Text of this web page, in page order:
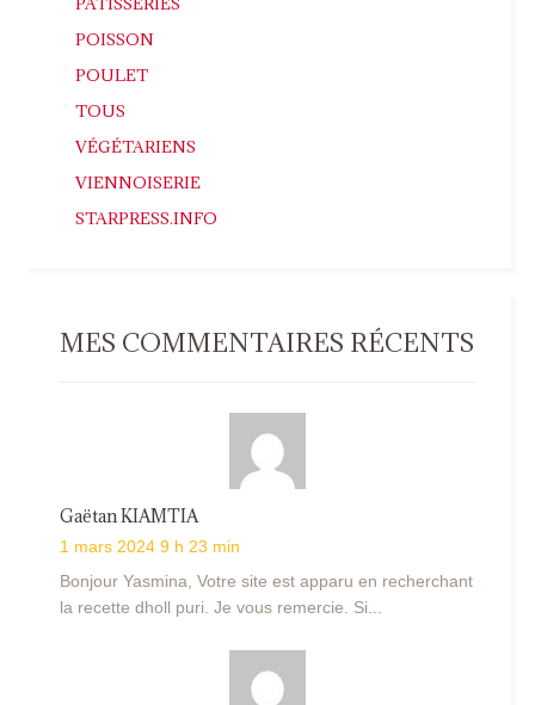
POISSON
POULET
TOUS
VÉGÉTARIENS
VIENNOISERIE
STARPRESS.INFO
MES COMMENTAIRES RÉCENTS
Gaëtan KIAMTIA
1 mars 2024 9 h 23 min
Bonjour Yasmina, Votre site est apparu en recherchant
la recette dholl puri. Je vous remercie. Si...